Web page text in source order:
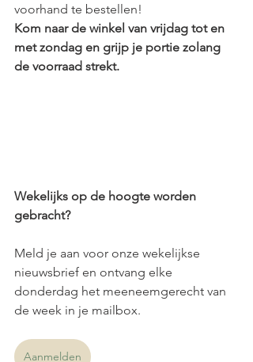
voorhand te bestellen!
Kom naar de winkel van vrijdag tot en
met zondag en grijp je portie zolang
de voorraad strekt.
Wekelijks op de hoogte worden
gebracht?
Meld je aan voor onze wekelijkse
nieuwsbrief en ontvang elke
donderdag het meeneemgerecht van
de week in je mailbox.
Aanmelden